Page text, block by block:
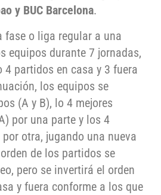
y BUC Barcelona.
fase o liga regular a una
equipos durante 7 jornadas,
4 partidos en casa y 3 fuera
los equipos se
(A y B), lo 4 mejores
por una parte y los 4
otra, jugando una nueva
de los partidos se
pero se invertirá el orden
y fuera conforme a los que